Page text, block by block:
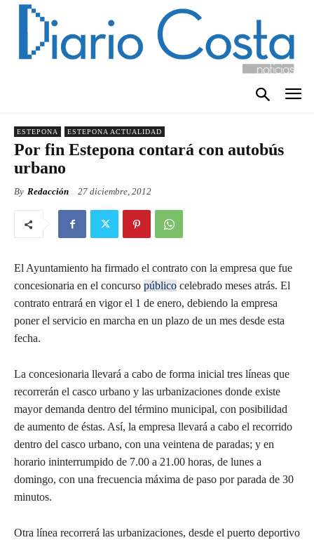
ESTEPONA ESTEPONA ACTUALIDAD
Por fin Estepona contará con autobús
urbano
By Redacción 27 diciembre, 2012
El Ayuntamiento ha firmado el contrato con la empresa que fue
concesionaria en el concurso público celebrado meses atrás. El
contrato entrará en vigor el 1 de enero, debiendo la empresa
poner el servicio en marcha en un plazo de un mes desde esta
fecha.
La concesionaria llevará a cabo de forma inicial tres líneas que
recorrerán el casco urbano y las urbanizaciones donde existe
mayor demanda dentro del término municipal, con posibilidad
de aumento de éstas. Así, la empresa llevará a cabo el recorrido
dentro del casco urbano, con una veintena de paradas; y en
horario ininterrumpido de 7.00 a 21.00 horas, de lunes a
domingo, con una frecuencia máxima de paso por parada de 30
minutos.
Otra línea recorrerá las urbanizaciones, desde el puerto deportivo